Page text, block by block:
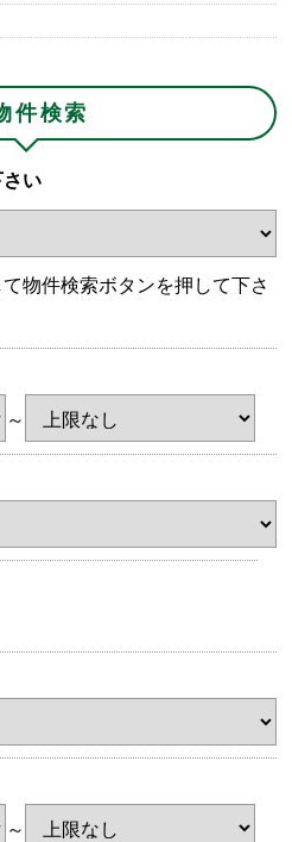
件検索
い
物件検索ボタンを押して下さ
～
～